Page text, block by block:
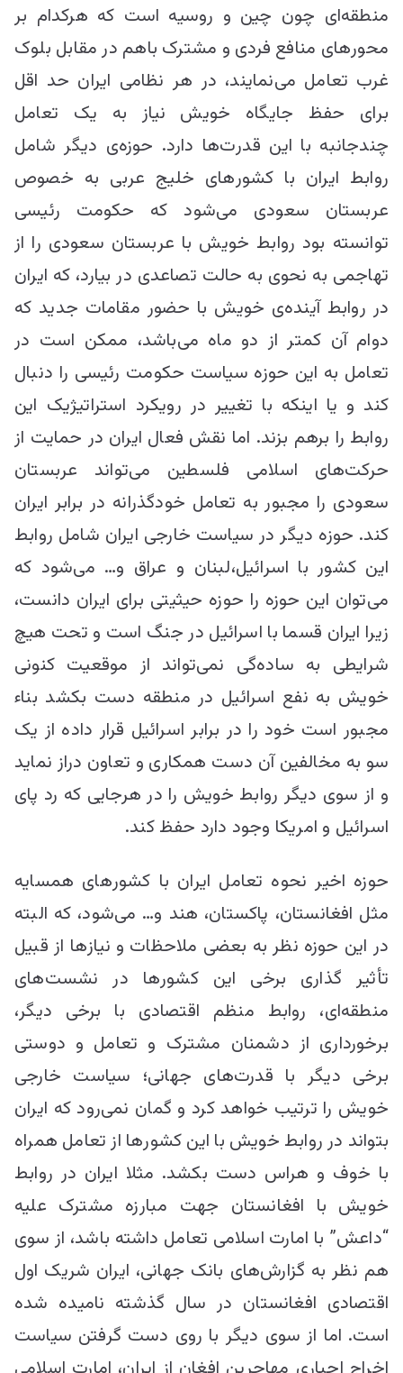
منطقه‌ای چون چین و روسیه است که هرکدام بر
محور‌های منافع فردی و مشترک باهم در مقابل بلوک
غرب تعامل می‌نمایند، در هر نظامی ایران حد اقل
برای حفظ جایگاه خویش نیاز به یک تعامل
چندجانبه با این قدر‌ت‌ها دارد. حوزه‌ی دیگر شامل
روابط ایران با کشور‌های خلیج عربی به خصوص
عربستان سعودی می‌شود که حکومت رئیسی
توانسته بود روابط خویش با عربستان سعودی را از
تهاجمی به نحوی به حالت تصاعدی در بیارد، که ایران
در روابط آینده‌ی خویش با حضور مقامات جدید که
دوام آن کمتر از دو ماه می‌باشد، ممکن است در
تعامل به این حوزه سیاست حکومت رئیسی را دنبال
کند و یا اینکه با تغییر در رویکرد استراتیژیک این
روابط را برهم بزند. اما نقش فعال ایران در حمایت از
حرکت‌های اسلامی فلسطین می‌تواند عربستان
سعودی را مجبور به تعامل خودگذرانه در برابر ایران
کند. حوزه دیگر در سیاست خارجی ایران شامل روابط
این کشور با اسرائیل،لبنان و عراق و… می‌شود که
می‌توان این حوزه را حوزه حیثیتی برای ایران دانست،
زیرا ایران قسما با اسرائیل در جنگ است و تحت هیچ
شرایطی به ساده‌گی نمی‌تواند از موقعیت کنونی
خویش به نفع اسرائیل در منطقه دست بکشد بناء
مجبور است خود را در برابر اسرائیل قرار داده از یک
سو به مخالفین آن دست همکاری و تعاون دراز نماید
و از سوی دیگر روابط خویش را در هرجایی که رد پای
اسرائیل و امریکا وجود دارد حفظ کند.
حوزه اخیر نحوه تعامل ایران با کشور‌های همسایه
مثل افغانستان، پاکستان، هند و… می‌شود، که البته
در این حوزه نظر به بعضی ملاحظات و نیاز‌ها از قبیل
تأثیر گذاری برخی این کشور‌ها در نشست‌های
منطقه‌ای، روابط منظم اقتصادی با برخی دیگر،
برخورداری از دشمنان مشترک و تعامل و دوستی
برخی دیگر با قدرت‌های جهانی؛ سیاست خارجی
خویش را ترتیب خواهد کرد و گمان نمی‌رود که ایران
بتواند در روابط خویش با این کشور‌ها از تعامل همراه
با خوف و هراس دست بکشد. مثلا ایران در روابط
خویش با افغانستان جهت مبارزه مشترک علیه
“داعش” با امارت اسلامی تعامل داشته باشد، از سوی
هم نظر به گزارش‌های بانک جهانی، ایران شریک اول
اقتصادی افغانستان در سال گذشته نامیده شده
است. اما از سوی دیگر با روی دست گرفتن سیاست